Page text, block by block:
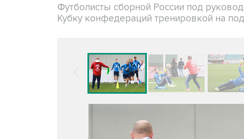
Футболисты сборной России под
Кубку конфедераций тренировкой на